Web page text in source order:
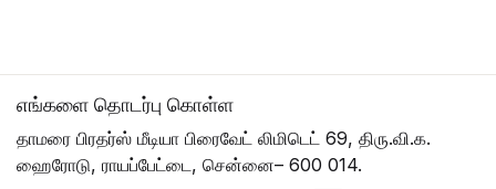
எங்களை தொடர்பு கொள்ள
தாமரை பிரதர்ஸ் மீடியா பிரைவேட் லிமிடெட் 69, திரு.வி.க.
ஹைரோடு, ராயப்பேட்டை, சென்னை– 600 014.